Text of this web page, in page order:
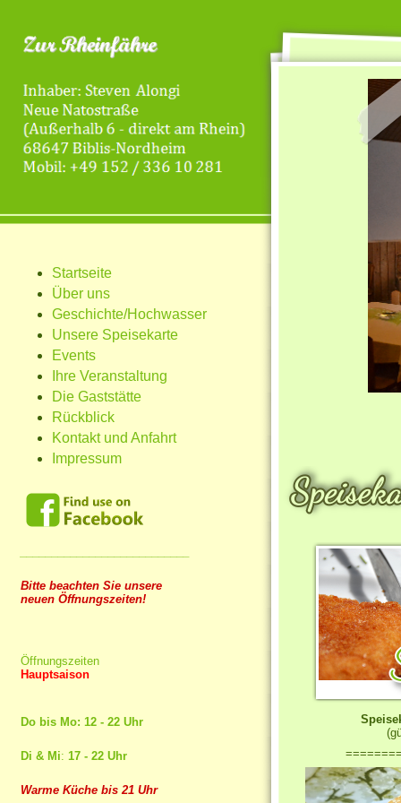
Startseite
Über uns
Geschichte/Hochwasser
Unsere Speisekarte
Events
Ihre Veranstaltung
Die Gaststätte
Rückblick
Kontakt und Anfahrt
Impressum
Bitte beachten Sie unsere
neuen Öffnungszeiten!
Öffnungszeiten
Hauptsaison
Do bis Mo: 12 - 22 Uhr
Di & Mi: 17 - 22 Uhr
Warme Küche bis 21 Uhr